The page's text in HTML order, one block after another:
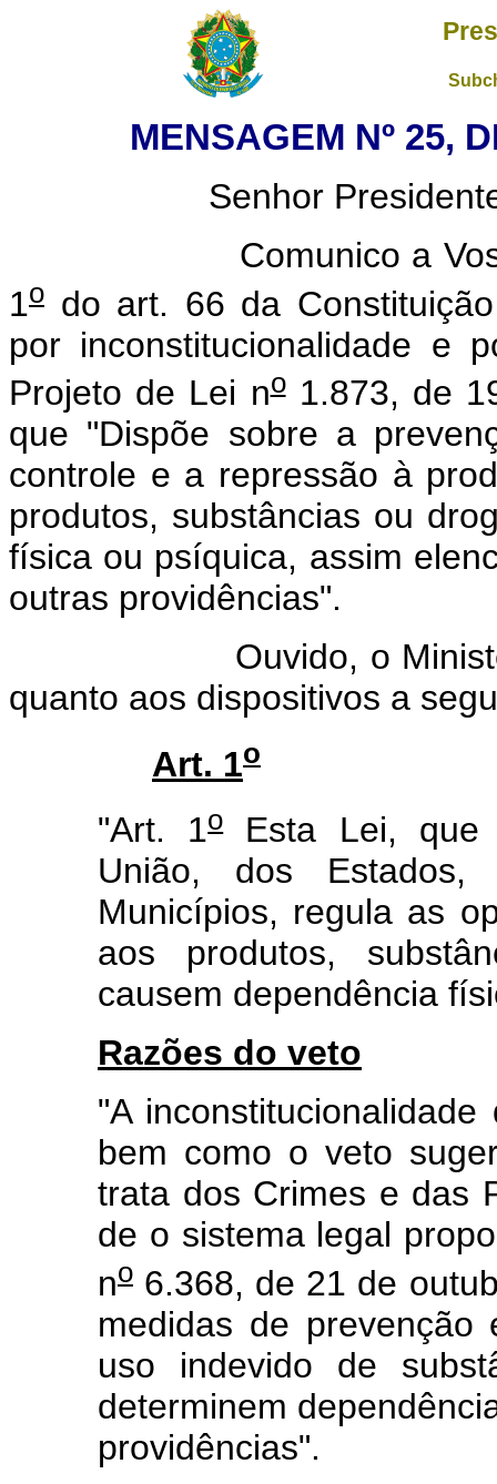
MENSAGEM Nº 25,
Senhor Presidente do
Comunico a Vossa
1o do art. 66 da
por inconstitucionalidade e
Projeto de Lei no1.873, de
que "Dispõe sobre a
controle e a repressão à
produtos, substâncias ou
física ou psíquica, assim
outras providências".
Ouvido, o Ministério
quanto aos dispositivos a
Art. 1o
"Art. 1oEsta Lei, que
União, dos
Municípios, regula as
aos produtos,
causem dependência
Razões do veto
"A
bem como o veto
trata dos Crimes e das
de o sistema legal
no 6.368, de 21 de
medidas de
uso indevido de
determinem
providências".